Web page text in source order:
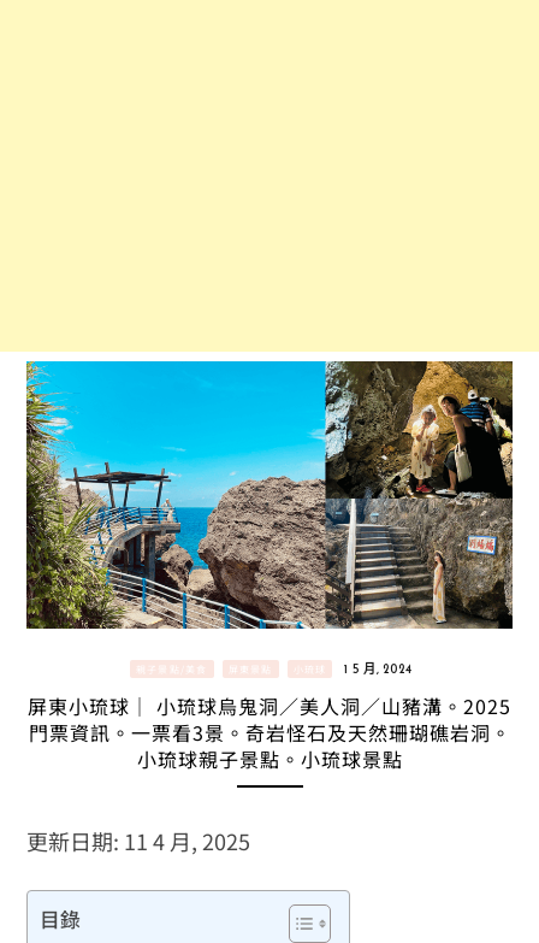
親子景點/美食 屏東景點 小琉球 1 5 月, 2024
屏東小琉球｜ 小琉球烏鬼洞／美人洞／山豬溝。2025
門票資訊。一票看3景。奇岩怪石及天然珊瑚礁岩洞。
小琉球親子景點。小琉球景點
更新日期: 11 4 月, 2025
目錄